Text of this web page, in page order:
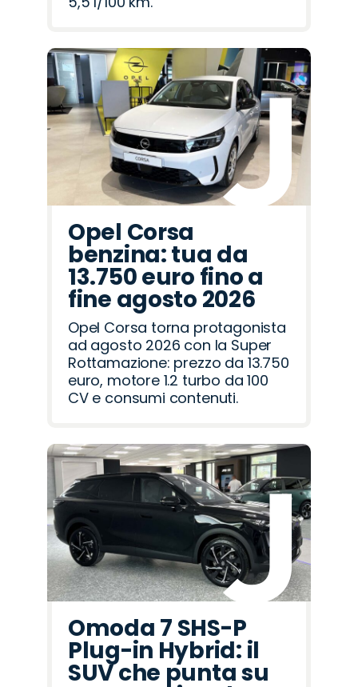
Opel Corsa
benzina: tua da
13.750 euro fino a
fine agosto 2026
Opel Corsa torna protagonista
ad agosto 2026 con la Super
Rottamazione: prezzo da 13.750
euro, motore 1.2 turbo da 100
CV e consumi contenuti.
Omoda 7 SHS-P
Plug-in Hybrid: il
SUV che punta su